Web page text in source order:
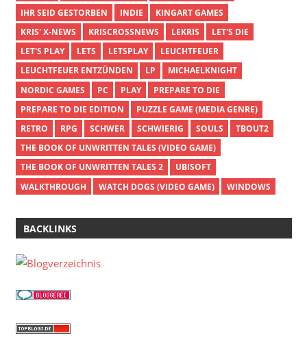
IHR SEID GESTORBEN INDIE
KINGART GAMES
KRIS' X-NEWS
KRISCROSSNEWS LEKRIS
LET'S DIE
LET'S PLAY
LETS LETSPLAY
LEUCHTFEUER
LEUCHTFEUER ENTZÜNDEN
LP
MICHAELKNIGHT
NORDIC GAMES
PC PLAY
PREPARE TO DIE
PREPARE TO DIE EDITION
PUZZLE GAME (MEDIA GENRE)
RETRO
RPG SCHWER SCHWIERIG SOULS
TBOUT2
THE BOOK OF UNWRITTEN TALES (VIDEO GAME)
THE BOOK OF UNWRITTEN TALES 2
UBISOFT
WALKTHROUGH
WATCH DOGS (VIDEO GAME) WINDOWS
BACKLINKS